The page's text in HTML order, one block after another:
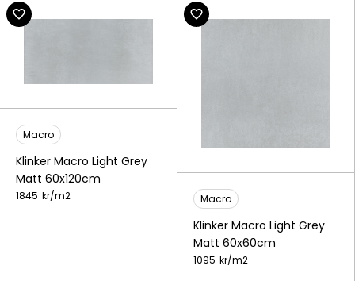
Macro
Klinker Macro Light Grey
Matt 60x120cm
1845 kr/m2 Macro
Klinker Macro Light Grey
Matt 60x60cm
1095 kr/m2